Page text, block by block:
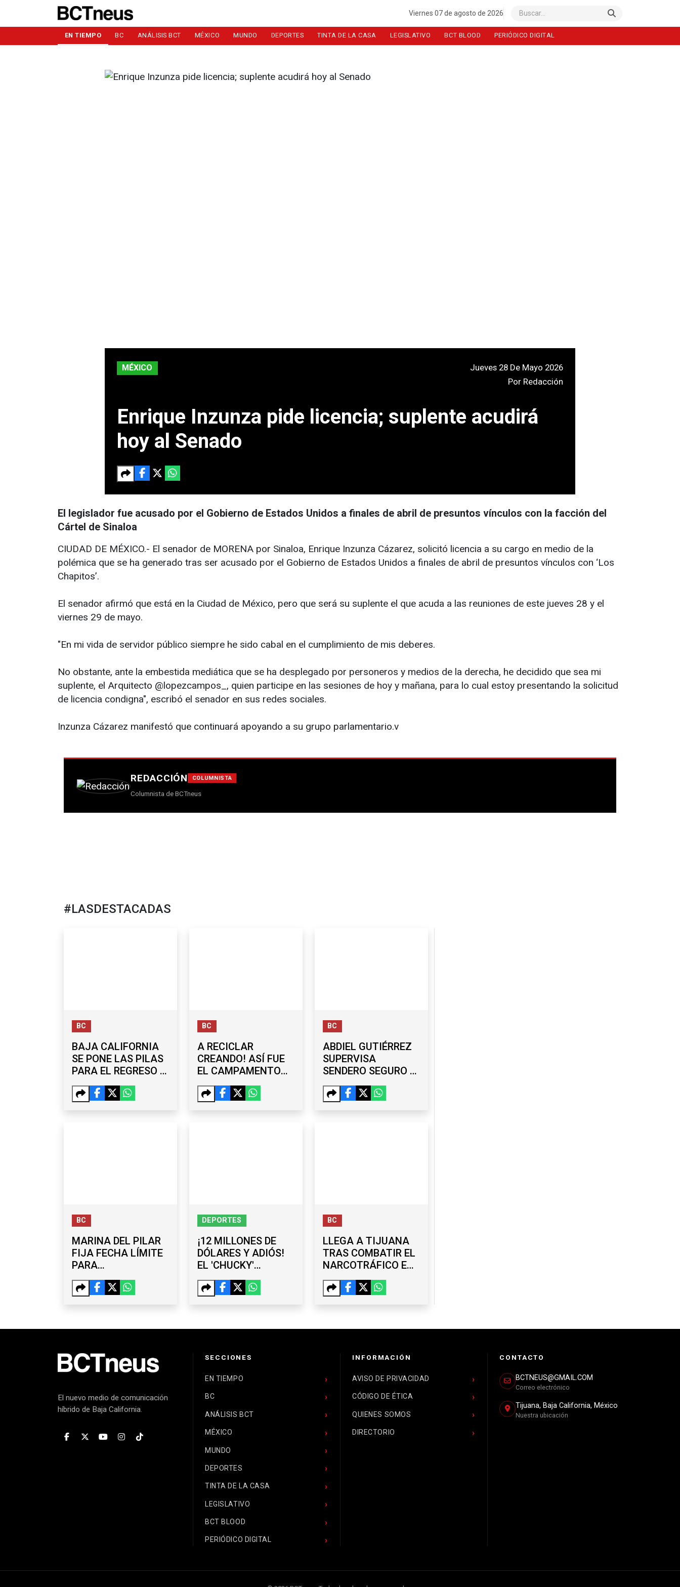
Viernes 07 de agosto de 2026 Buscar
EN TIEMPO BC ANÁLISIS BCT MÉXICO MUNDO DEPORTES TINTA DE LA CASA LEGISLATIVO BCT BLOOD PERIÓDICO DIGITAL
MÉXICO
Jueves 28 De Mayo 2026
Por Redacción
Enrique Inzunza pide licencia; suplente acudirá
hoy al Senado
El legislador fue acusado por el Gobierno de Estados Unidos a finales de abril de presuntos vínculos con la facción del
Cártel de Sinaloa
CIUDAD DE MÉXICO.- El senador de MORENA por Sinaloa, Enrique Inzunza Cázarez, solicitó licencia a su cargo en medio de la
polémica que se ha generado tras ser acusado por el Gobierno de Estados Unidos a finales de abril de presuntos vínculos con ‘Los
Chapitos’.
El senador afirmó que está en la Ciudad de México, pero que será su suplente el que acuda a las reuniones de este jueves 28 y el
viernes 29 de mayo.
"En mi vida de servidor público siempre he sido cabal en el cumplimiento de mis deberes.
No obstante, ante la embestida mediática que se ha desplegado por personeros y medios de la derecha, he decidido que sea mi
suplente, el Arquitecto @lopezcampos_, quien participe en las sesiones de hoy y mañana, para lo cual estoy presentando la solicitud
de licencia condigna", escribó el senador en sus redes sociales.
Inzunza Cázarez manifestó que continuará apoyando a su grupo parlamentario.v
REDACCIÓN COLUMNISTA
Columnista de BCTneus
#LASDESTACADAS
BC
BAJA CALIFORNIA
SE PONE LAS PILAS
PARA EL REGRESO A
CLASES
BC
A RECICLAR
CREANDO! ASÍ FUE
EL CAMPAMENTO
QUE UNIÓ ARTE Y
CONCIENCIA
BC
ABDIEL GUTIÉRREZ
SUPERVISA
SENDERO SEGURO Y
NUEVA TECHUMBRE
EN SECUNDARIA DE
BC
MARINA DEL PILAR
FIJA FECHA LÍMITE
PARA
FUNCIONARIOS QUE
BUSQUEN COMPETIR
DEPORTES
¡12 MILLONES DE
DÓLARES Y ADIÓS!
EL 'CHUCKY'
LOZANO DEJA SAN
DIEGO Y "HUYE" AL
BC
LLEGA A TIJUANA
TRAS COMBATIR EL
NARCOTRÁFICO EN
COLOMBIA; LANCE
HEGERLE ASUME
El nuevo medio de comunicación
híbrido de Baja California.
SECCIONES
EN TIEMPO
BC
ANÁLISIS BCT
MÉXICO
MUNDO
DEPORTES
TINTA DE LA CASA
LEGISLATIVO
BCT BLOOD
PERIÓDICO DIGITAL
INFORMACIÓN
AVISO DE PRIVACIDAD
CÓDIGO DE ÉTICA
QUIENES SOMOS
DIRECTORIO
CONTACTO
BCTNEUS@GMAIL.COM
Correo electrónico
Tijuana, Baja California, México
Nuestra ubicación